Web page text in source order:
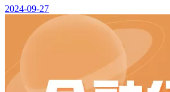
2024-09-27